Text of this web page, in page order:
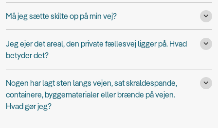
Må jeg sætte skilte op på min vej?
Jeg ejer det areal, den private fællesvej ligger på. Hvad
betyder det?
Nogen har lagt sten langs vejen, sat skraldespande,
containere, byggematerialer eller brænde på vejen.
Hvad gør jeg?